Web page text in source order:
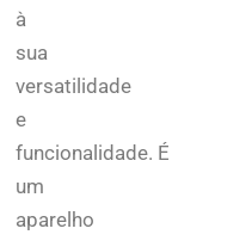
à
sua
versatilidade
e
funcionalidade. É
um
aparelho